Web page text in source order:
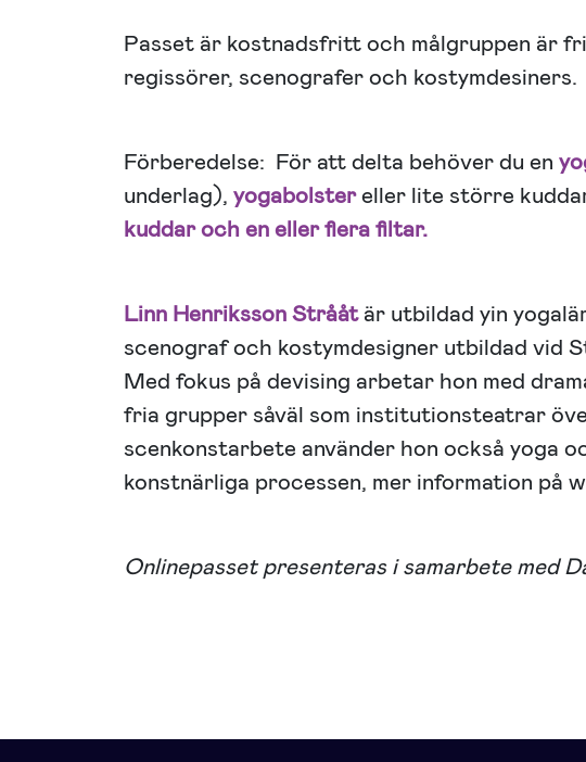
Passet är kostnadsfritt och målgruppen är
regissörer, scenografer och kostymdesiners.
Förberedelse: För att delta behöver du en
underlag), yogabolstereller lite större
kuddar och en eller flera filtar.
Linn Henriksson Strååtär utbildad yin
scenograf och kostymdesigner utbildad vid
Med fokus på devising arbetar hon med
fria grupper såväl som institutionsteatrar
scenkonstarbete använder hon också yoga
konstnärliga processen, mer information på
Onlinepasset presenteras i samarbete med